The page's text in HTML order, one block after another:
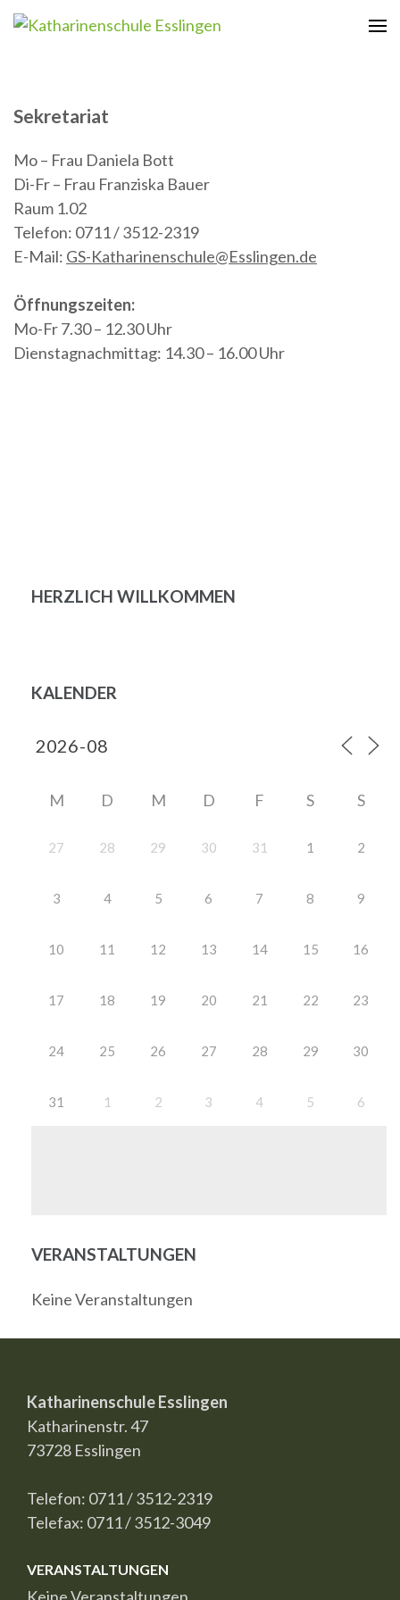
Zum
Inhalt
drücken)
Sekretariat
Mo – Frau Daniela Bott
Di-Fr – Frau Franziska Bauer
Raum 1.02
Telefon: 0711 / 3512-2319
E-Mail: GS-Katharinenschule@Esslingen.de
Öffnungszeiten:
Mo-Fr 7.30 – 12.30 Uhr
Dienstagnachmittag: 14.30 – 16.00 Uhr
HERZLICH WILLKOMMEN
KALENDER
M D M D F S S
27 28 29 30 31 1 2
3 4 5 6 7 8 9
10 11 12 13 14 15 16
17 18 19 20 21 22 23
24 25 26 27 28 29 30
31 1 2 3 4 5 6
VERANSTALTUNGEN
Keine Veranstaltungen
Katharinenschule Esslingen
Katharinenstr. 47
73728 Esslingen
Telefon: 0711 / 3512-2319
Telefax: 0711 / 3512-3049
VERANSTALTUNGEN